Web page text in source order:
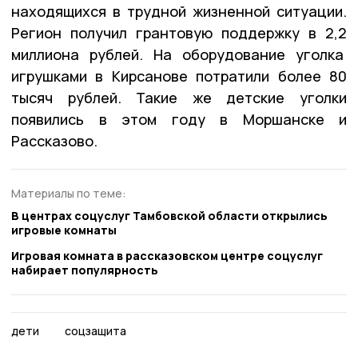
находящихся в трудной жизненной ситуации.
Регион получил грантовую поддержку в 2,2
миллиона рублей. На оборудование уголка
игрушками в Кирсанове потратили более 80
тысяч рублей. Такие же детские уголки
появились в этом году в Моршанске и
Рассказово.
Материалы по теме:
В центрах соцуслуг Тамбовской области открылись
игровые комнаты
Игровая комната в рассказовском центре соцуслуг
набирает популярность
дети соцзащита